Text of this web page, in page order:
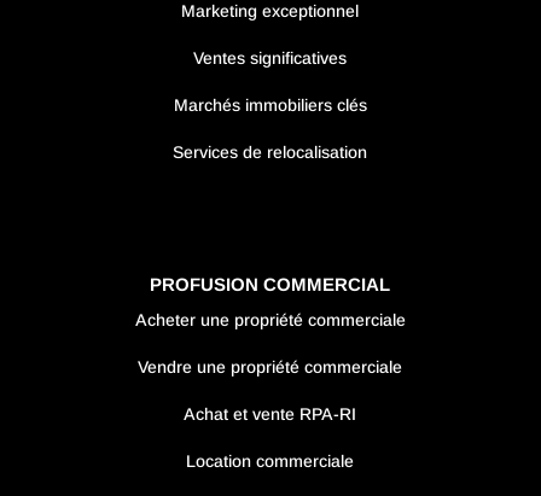
Marketing exceptionnel
Ventes significatives
Marchés immobiliers clés
Services de relocalisation
PROFUSION COMMERCIAL
Acheter une propriété commerciale
Vendre une propriété commerciale
Achat et vente RPA-RI
Location commerciale